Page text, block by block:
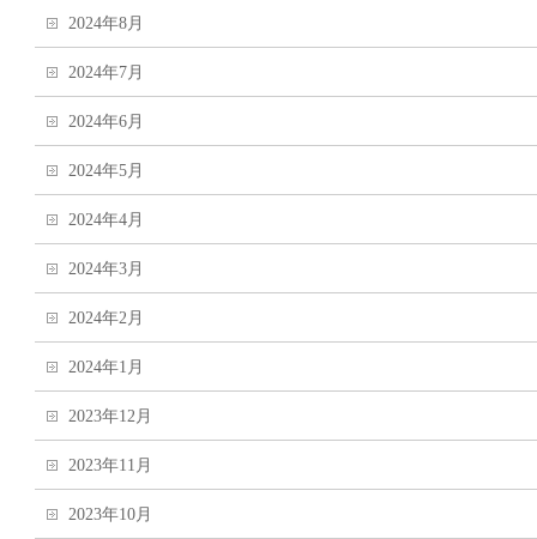
2024年8月
2024年7月
2024年6月
2024年5月
2024年4月
2024年3月
2024年2月
2024年1月
2023年12月
2023年11月
2023年10月